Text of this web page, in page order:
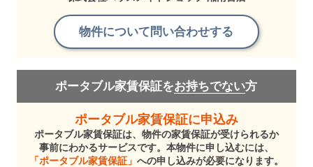
物件について問い合わせする
ポータブル家賃保証をお持ちでない方
ポータブル家賃保証に申込み
ポータブル家賃保証は、物件の家賃保証が受けられるか
事前にわかるサービスです。本物件に申し込むには、
「ポータブル家賃保証」 への申し込みが必要になります。